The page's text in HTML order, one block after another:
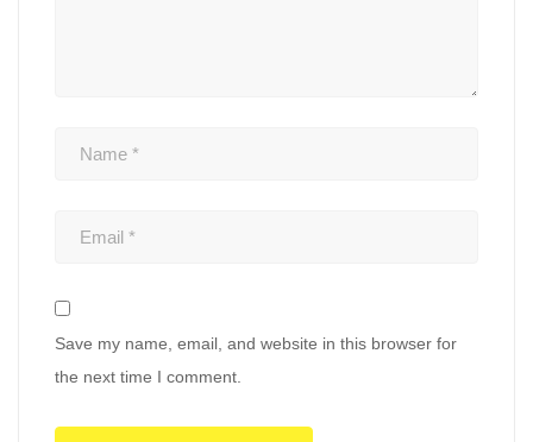
Save my name, email, and website in this browser for
the next time I comment.